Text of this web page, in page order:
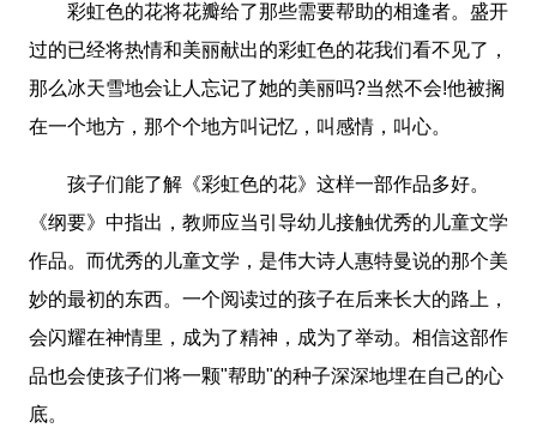
彩虹色的花将花瓣给了那些需要帮助的相逢者。盛开
过的已经将热情和美丽献出的彩虹色的花我们看不见了，
那么冰天雪地会让人忘记了她的美丽吗?当然不会!他被搁
在一个地方，那个个地方叫记忆，叫感情，叫心。
孩子们能了解《彩虹色的花》这样一部作品多好。
《纲要》中指出，教师应当引导幼儿接触优秀的儿童文学
作品。而优秀的儿童文学，是伟大诗人惠特曼说的那个美
妙的最初的东西。一个阅读过的孩子在后来长大的路上，
会闪耀在神情里，成为了精神，成为了举动。相信这部作
品也会使孩子们将一颗"帮助"的种子深深地埋在自己的心
底。